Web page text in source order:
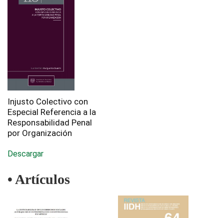
Injusto Colectivo con
Especial Referencia a la
Responsabilidad Penal
por Organización
Descargar
• Artículos